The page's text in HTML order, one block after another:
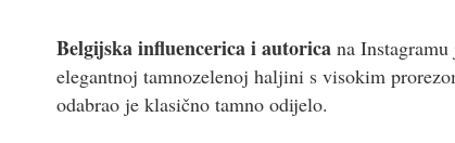
Belgijska influencerica i autorica na
elegantnoj tamnozelenoj haljini s visokim
odabrao je klasično tamno odijelo.